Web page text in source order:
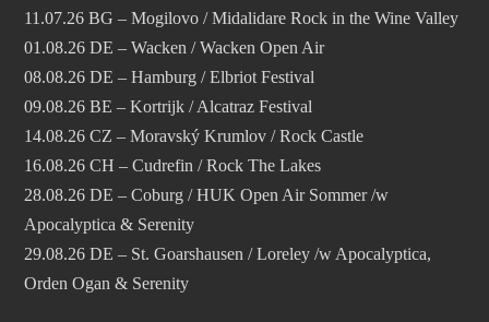
11.07.26 BG – Mogilovo / Midalidare Rock in the Wine Valley
01.08.26 DE – Wacken / Wacken Open Air
08.08.26 DE – Hamburg / Elbriot Festival
09.08.26 BE – Kortrijk / Alcatraz Festival
14.08.26 CZ – Moravský Krumlov / Rock Castle
16.08.26 CH – Cudrefin / Rock The Lakes
28.08.26 DE – Coburg / HUK Open Air Sommer /w
Apocalyptica & Serenity
29.08.26 DE – St. Goarshausen / Loreley /w Apocalyptica,
Orden Ogan & Serenity